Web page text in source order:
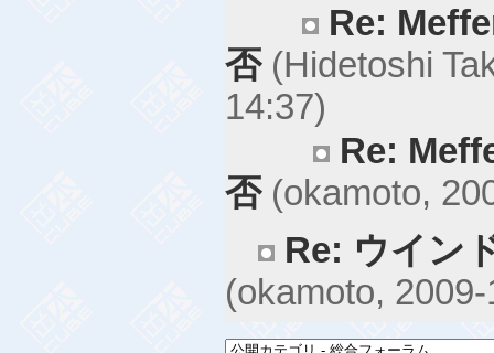
Re:
否(Hidetoshi
14:37)
Re:
否(okamoto,
Re: ウイン
(okamoto,